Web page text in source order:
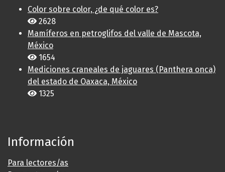
Color sobre color, ¿de qué color es?
2628
Mamíferos en petroglifos del valle de Mascota,
México
1654
Mediciones craneales de jaguares (Panthera onca)
del estado de Oaxaca, México
1325
Información
Para lectores/as